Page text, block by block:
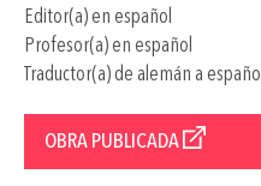
Editor(a) en español
Profesor(a) en español
Traductor(a) de alemán a español
OBRA PUBLICADA